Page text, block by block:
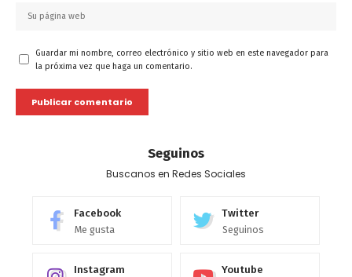
Guardar mi nombre, correo electrónico y sitio web en este navegador para
la próxima vez que haga un comentario.
Seguinos
Buscanos en Redes Sociales
Facebook
Me gusta
Twitter
Seguinos
Instagram Youtube